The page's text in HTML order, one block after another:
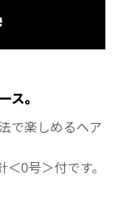
ス。
で楽しめるヘア
0号＞付です。